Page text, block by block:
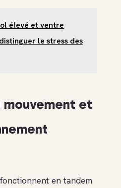
élevé et ventre
le stress des
mouvement et
en tandem